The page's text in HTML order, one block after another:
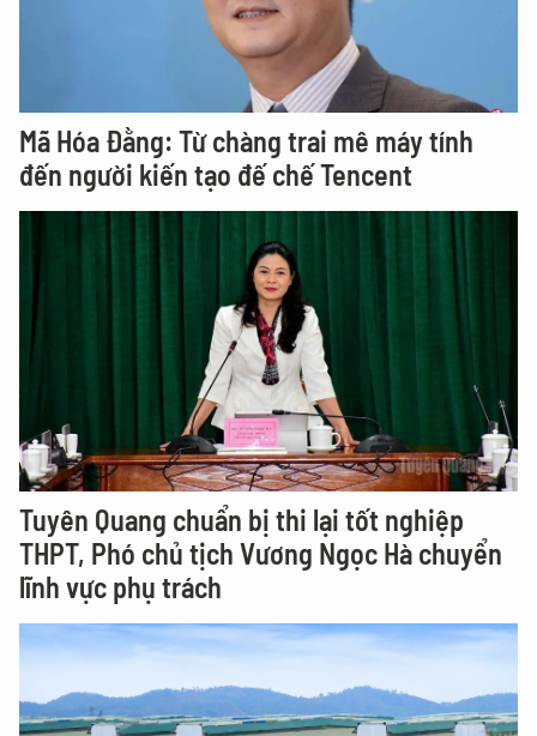
Mã Hóa Đằng: Từ chàng trai mê máy tính
đến người kiến tạo đế chế Tencent
Tuyên Quang chuẩn bị thi lại tốt nghiệp
THPT, Phó chủ tịch Vương Ngọc Hà chuyển
lĩnh vực phụ trách